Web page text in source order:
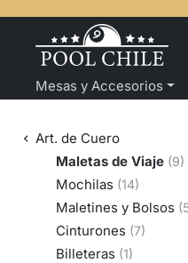
Mesas y Accesorios
Art. de Cuero
Maletas de Viaje (9)
Mochilas (14)
Maletines y Bolsos
Cinturones (7)
Billeteras (1)